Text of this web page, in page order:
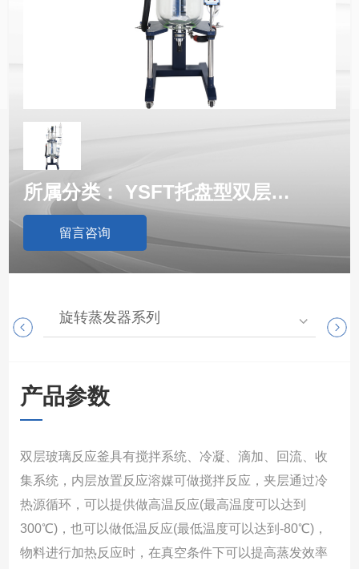
所属分类： YSFT托盘型双层玻璃反应釜
留言咨询
旋转蒸发器系列 高
产品参数
双层玻璃反应釜具有搅拌系统、冷凝、滴加、回流、收
集系统，内层放置反应溶媒可做搅拌反应，夹层通过冷
热源循环，可以提供做高温反应(最高温度可以达到
300℃)，也可以做低温反应(最低温度可以达到-80℃)，
物料进行加热反应时，在真空条件下可以提高蒸发效率